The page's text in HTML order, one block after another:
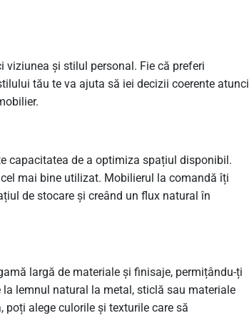
viziunea și stilul personal. Fie că preferi
tău te va ajuta să iei decizii coerente atunci
capacitatea de a optimiza spațiul disponibil.
mai bine utilizat. Mobilierul la comandă îți
de stocare și creând un flux natural în
largă de materiale și finisaje, permițându-ți
lemnul natural la metal, sticlă sau materiale
poți alege culorile și texturile care să